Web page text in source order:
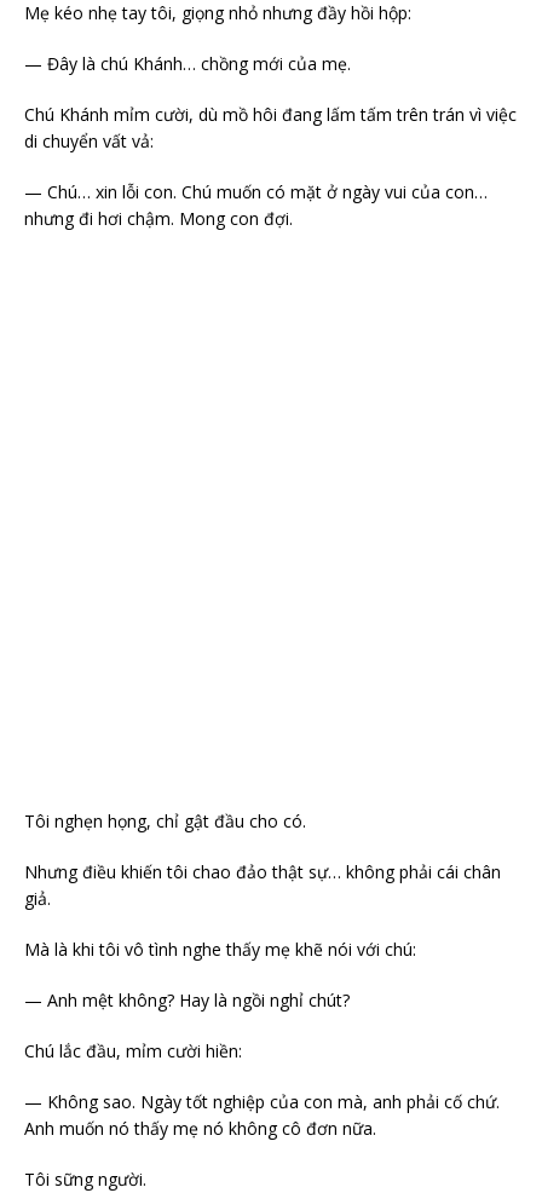
Mẹ kéo nhẹ tay tôi, giọng nhỏ nhưng đầy hồi hộp:
— Đây là chú Khánh… chồng mới của mẹ.
Chú Khánh mỉm cười, dù mồ hôi đang lấm tấm trên trán vì việc
di chuyển vất vả:
— Chú… xin lỗi con. Chú muốn có mặt ở ngày vui của con…
nhưng đi hơi chậm. Mong con đợi.
Tôi nghẹn họng, chỉ gật đầu cho có.
Nhưng điều khiến tôi chao đảo thật sự… không phải cái chân
giả.
Mà là khi tôi vô tình nghe thấy mẹ khẽ nói với chú:
— Anh mệt không? Hay là ngồi nghỉ chút?
Chú lắc đầu, mỉm cười hiền:
— Không sao. Ngày tốt nghiệp của con mà, anh phải cố chứ.
Anh muốn nó thấy mẹ nó không cô đơn nữa.
Tôi sững người.